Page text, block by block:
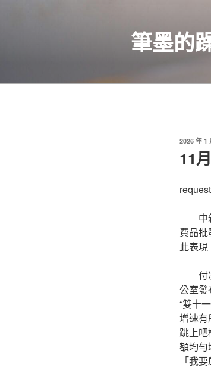
筆墨的
發
於
2026 年 1
11
中
費品
此表
付
公室發
“雙十
增速有
跳上吧
額均勻
「我